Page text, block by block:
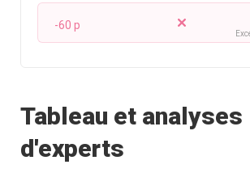
-60 p
Tableau et analyses
d'experts